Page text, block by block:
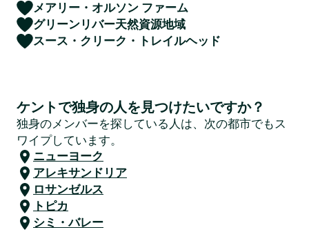
メアリー・オルソン ファーム
グリーンリバー天然資源地域
スース・クリーク・トレイルヘッド
ケントで独身の人を見つけたいですか？
独身のメンバーを探している人は、次の都市でもス
ワイプしています。
ニューヨーク
アレキサンドリア
ロサンゼルス
トピカ
シミ・バレー